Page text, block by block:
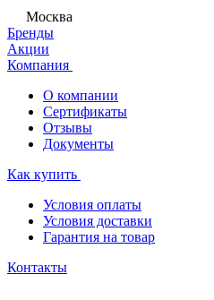
Москва
Бренды
Акции
Компания
О компании
Сертификаты
Отзывы
Документы
Как купить
Условия оплаты
Условия доставки
Гарантия на товар
Контакты